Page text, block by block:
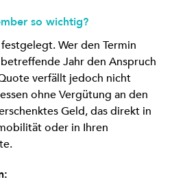
so wichtig?
Wer den Termin
Jahr den Anspruch
verfällt jedoch nicht
ohne Vergütung an den
Geld, das direkt in
oder in Ihren